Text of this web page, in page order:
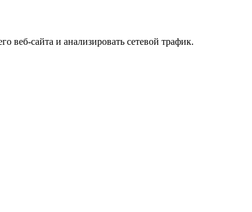
веб-сайта и анализировать сетевой трафик.